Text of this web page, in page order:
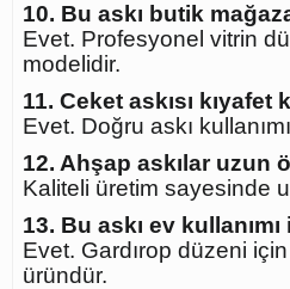
10. Bu askı butik
Evet. Profesyonel vitrin
modelidir.
11. Ceket askısı kıyafet
Evet. Doğru askı kullanımı
12. Ahşap askılar uzun
Kaliteli üretim sayesinde
13. Bu askı ev
Evet. Gardırop düzeni
üründür.